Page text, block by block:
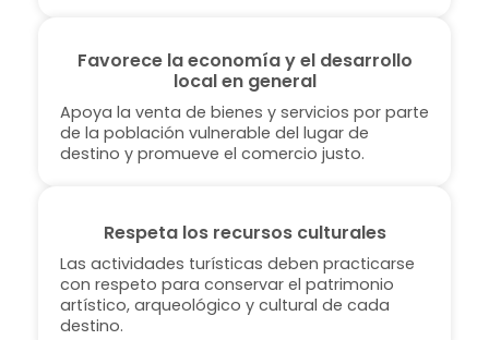
Favorece la economía y el desarrollo
local en general
Apoya la venta de bienes y servicios por parte
de la población vulnerable del lugar de
destino y promueve el comercio justo.
Respeta los recursos culturales
Las actividades turísticas deben practicarse
con respeto para conservar el patrimonio
artístico, arqueológico y cultural de cada
destino.